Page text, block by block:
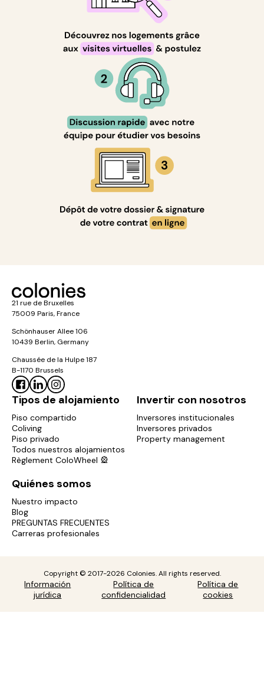
21 rue de Bruxelles
75009 Paris, France
Schönhauser Allee 106
10439 Berlin, Germany
Chaussée de la Hulpe 187
B-1170 Brussels
Tipos de alojamiento
Piso compartido
Coliving
Piso privado
Todos nuestros alojamientos
Règlement ColoWheel 🎡
Invertir con nosotros
Inversores institucionales
Inversores privados
Property management
Quiénes somos
Nuestro impacto
Blog
PREGUNTAS FRECUENTES
Carreras profesionales
Copyright © 2017-2026 Colonies. All rights reserved.
Información
jurídica
Política de
confidencialidad
Política de
cookies